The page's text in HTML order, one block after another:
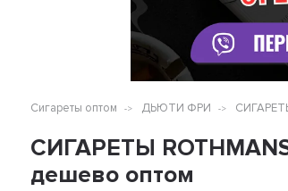
Сигареты оптом ДЬЮТИ ФРИ
СИГАРЕТЫ
дешево оптом